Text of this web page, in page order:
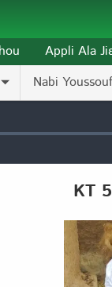
Nabi
Appli Ala
KT